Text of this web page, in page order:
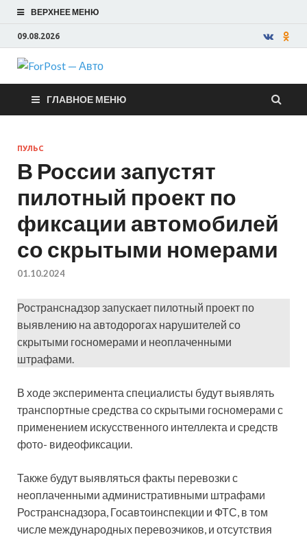
ВЕРХНЕЕ МЕНЮ
09.08.2026
ForPost —
Авто
ГЛАВНОЕ МЕНЮ
ПУЛЬС
В России запустят
пилотный проект по
фиксации автомобилей
со скрытыми номерами
01.10.2024
Ространснадзор запускает пилотный проект по
выявлению на автодорогах нарушителей со
скрытыми госномерами и неоплаченными
штрафами.
В ходе эксперимента специалисты будут выявлять
транспортные средства со скрытыми госномерами с
применением искусственного интеллекта и средств
фото- видеофиксации.
Также будут выявляться факты перевозки с
неоплаченными административными штрафами
Ространснадзора, Госавтоинспекции и ФТС, в том
числе международных перевозчиков, и отсутствия